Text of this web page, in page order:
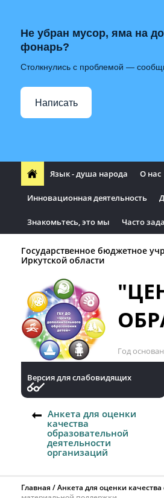
Не убран мусор, яма на
фонарь?
Столкнулись с проблемой —
Написать
Язык - душа народа О нас
Инновационная деятельность
Знакомьтесь, это мы Часто
Государственное бюджетное
Иркутской области
Год
Версия для слабовидящих
Анкета для оценки
качества
образовательной
деятельности
организаций
Главная
Анкета для оценки